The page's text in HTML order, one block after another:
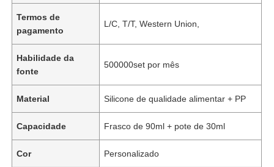
Termos de
pagamento
L/C, T/T, Western Union,
Habilidade da
fonte
500000set por mês
Material Silicone de qualidade alimentar + PP
Capacidade Frasco de 90ml + pote de 30ml
Cor Personalizado